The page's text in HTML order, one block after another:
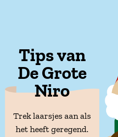
Tips van
De Grote
Niro
Trek laarsjes aan als
het heeft geregend.